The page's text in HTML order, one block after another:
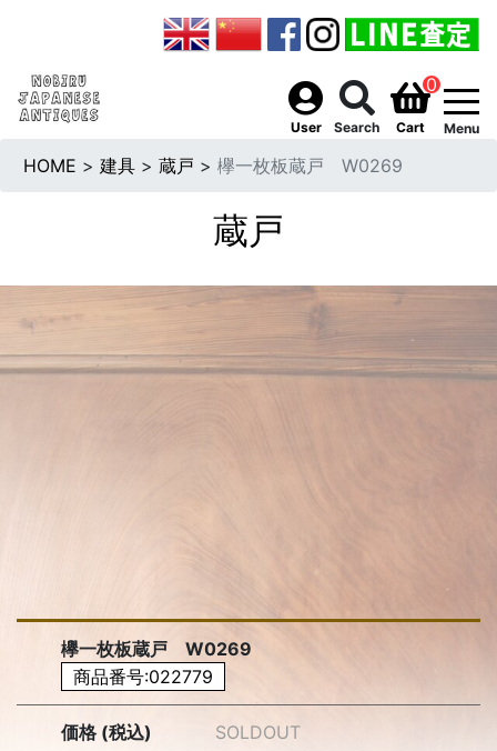
User Search
0
Cart Menu
HOME > 建具 > 蔵戸 > 欅一枚板蔵戸 W0269
蔵戸
欅一枚板蔵戸 W0269
商品番号:022779
価格 (税込) SOLDOUT